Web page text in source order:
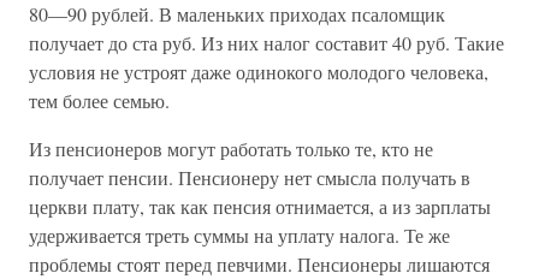
80—90 рублей. В маленьких приходах псаломщик
получает до ста руб. Из них налог составит 40 руб. Такие
условия не устроят даже одинокого молодого человека,
тем более семью.
Из пенсионеров могут работать только те, кто не
получает пенсии. Пенсионеру нет смысла получать в
церкви плату, так как пенсия отнимается, а из зарплаты
удерживается треть суммы на уплату налога. Те же
проблемы стоят перед певчими. Пенсионеры лишаются